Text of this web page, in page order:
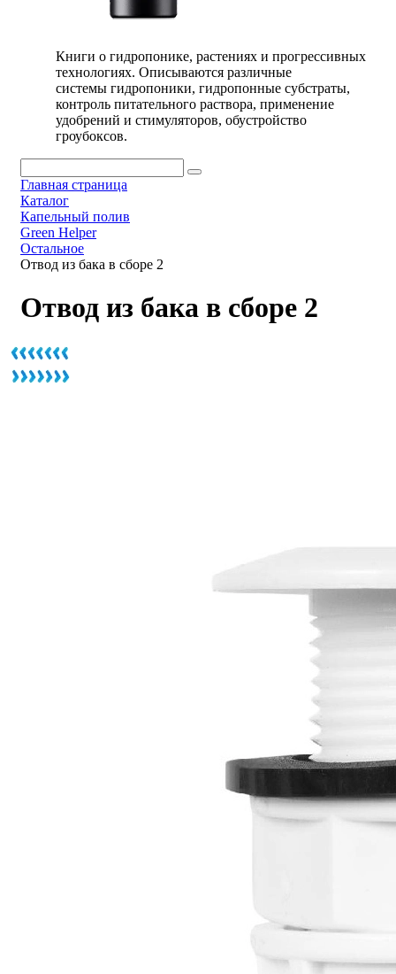
Книги о гидропонике, растениях и прогрессивных
технологиях. Описываются различные
системы гидропоники, гидропонные субстраты,
контроль питательного раствора, применение
удобрений и стимуляторов, обустройство
гроубоксов.
Главная страница
Каталог
Капельный полив
Green Helper
Остальное
Отвод из бака в сборе 2
Отвод из бака в сборе 2